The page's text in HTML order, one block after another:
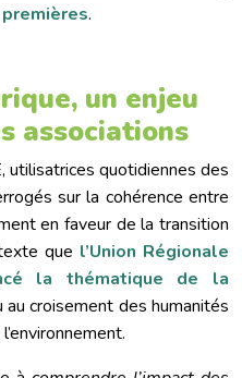
.
un enjeu
associations
utilisatrices quotidiennes des
sur la cohérence entre
en faveur de la transition
que l’Union Régionale
la thématique de la
au croisement des humanités